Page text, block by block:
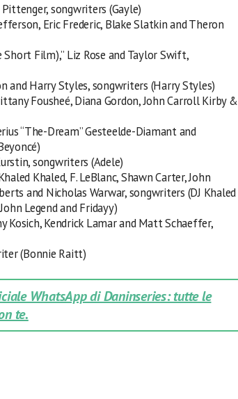
Pittenger, songwriters (Gayle)
Eric Frederic, Blake Slatkin and Theron
Film),” Liz Rose and Taylor Swift,
and Harry Styles, songwriters (Harry Styles)
Fousheé, Diana Gordon, John Carroll Kirby &
“The-Dream” Gesteelde-Diamant and
songwriters (Adele)
Khaled, F. LeBlanc, Shawn Carter, John
and Nicholas Warwar, songwriters (DJ Khaled
Legend and Fridayy)
Kosich, Kendrick Lamar and Matt Schaeffer,
(Bonnie Raitt)
WhatsApp di Daninseries: tutte le
te.